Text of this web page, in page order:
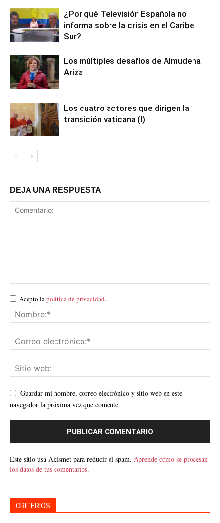
¿Por qué Televisión Española no
informa sobre la crisis en el Caribe
Sur?
Los múltiples desafíos de Almudena
Ariza
Los cuatro actores que dirigen la
transición vaticana (I)
DEJA UNA RESPUESTA
Acepto la política de privacidad.
Guardar mi nombre, correo electrónico y sitio web en este
navegador la próxima vez que comente.
Este sitio usa Akismet para reducir el spam. Aprende cómo se procesan
los datos de tus comentarios.
CRITERIOS